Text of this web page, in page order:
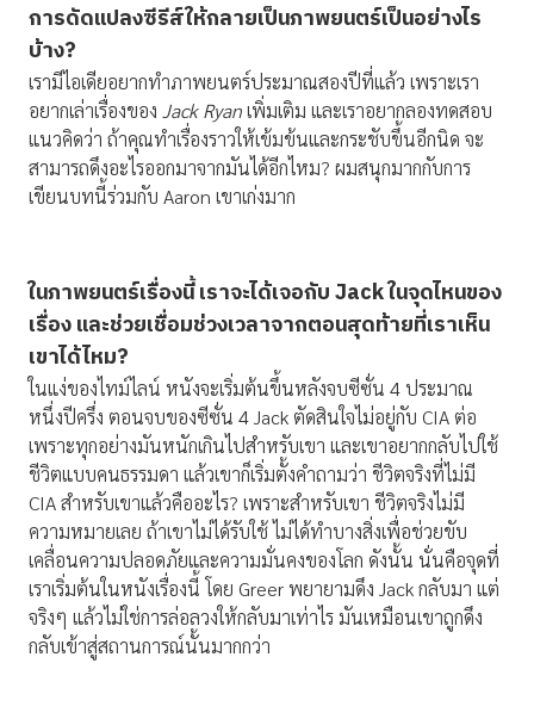
การดัดแปลงซีรีส์ให้กลายเป็นภาพยนตร์เป็นอย่างไร
บ้าง?
เรามีไอเดียอยากทำภาพยนตร์ประมาณสองปีที่แล้ว เพราะเรา
อยากเล่าเรื่องของ Jack Ryanเพิ่มเติม และเราอยากลองทดสอบ
แนวคิดว่า ถ้าคุณทำเรื่องราวให้เข้มข้นและกระชับขึ้นอีกนิด จะ
สามารถดึงอะไรออกมาจากมันได้อีกไหม? ผมสนุกมากกับการ
เขียนบทนี้ร่วมกับ Aaron เขาเก่งมาก
ในภาพยนตร์เรื่องนี้ เราจะได้เจอกับJack ในจุดไหนของ
เรื่อง และช่วยเชื่อมช่วงเวลาจากตอนสุดท้ายที่เราเห็น
เขาได้ไหม?
ในแง่ของไทม์ไลน์ หนังจะเริ่มต้นขึ้นหลังจบซีซั่น 4 ประมาณ
หนึ่งปีครึ่ง ตอนจบของซีซั่น 4 Jack ตัดสินใจไม่อยู่กับ CIA ต่อ
เพราะทุกอย่างมันหนักเกินไปสำหรับเขา และเขาอยากกลับไปใช้
ชีวิตแบบคนธรรมดา แล้วเขาก็เริ่มตั้งคำถามว่า ชีวิตจริงที่ไม่มี
CIA สำหรับเขาแล้วคืออะไร? เพราะสำหรับเขา ชีวิตจริงไม่มี
ความหมายเลย ถ้าเขาไม่ได้รับใช้ ไม่ได้ทำบางสิ่งเพื่อช่วยขับ
เคลื่อนความปลอดภัยและความมั่นคงของโลก ดังนั้น นั่นคือจุดที่
เราเริ่มต้นในหนังเรื่องนี้ โดย Greer พยายามดึง Jack กลับมา แต่
จริงๆ แล้วไม่ใช่การล่อลวงให้กลับมาเท่าไร มันเหมือนเขาถูกดึง
กลับเข้าสู่สถานการณ์นั้นมากกว่า